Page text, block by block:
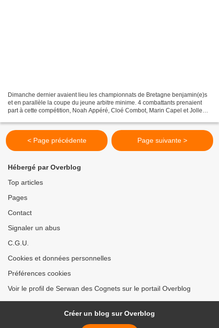
Dimanche dernier avaient lieu les championnats de Bretagne benjamin(e)s
et en parallèle la coupe du jeune arbitre minime. 4 combattants prenaient
part à cette compétition, Noah Appéré, Cloé Combot, Marin Capel et Jollen
< Page précédente Page suivante >
Hébergé par Overblog
Top articles
Pages
Contact
Signaler un abus
C.G.U.
Cookies et données personnelles
Préférences cookies
Voir le profil de Serwan des Cognets sur le portail Overblog
Créer un blog sur Overblog